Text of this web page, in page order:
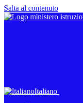
Salta al contenuto
Italiano